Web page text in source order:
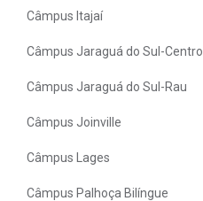
Câmpus Itajaí
Câmpus Jaraguá do Sul-Centro
Câmpus Jaraguá do Sul-Rau
Câmpus Joinville
Câmpus Lages
Câmpus Palhoça Bilíngue